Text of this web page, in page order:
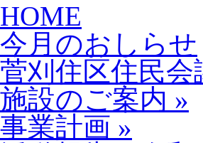
Skip
to
content
HOME
今月のおしらせ
菅刈住区住民会
施設のご案内 »
事業計画 »